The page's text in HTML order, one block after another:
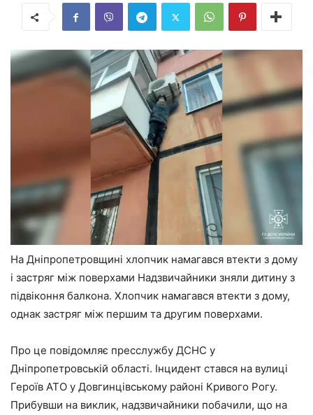
На Дніпропетровщині хлопчик намагався втекти з дому
і застряг між поверхами Надзвичайники зняли дитину з
підвіконня балкона. Хлопчик намагався втекти з дому,
однак застряг між першим та другим поверхами.
Про це повідомляє пресслужбу ДСНС у
Дніпропетровській області. Інцидент стався на вулиці
Героїв АТО у Довгинцівському районі Кривого Рогу.
Прибувши на виклик, надзвичайники побачили, що на